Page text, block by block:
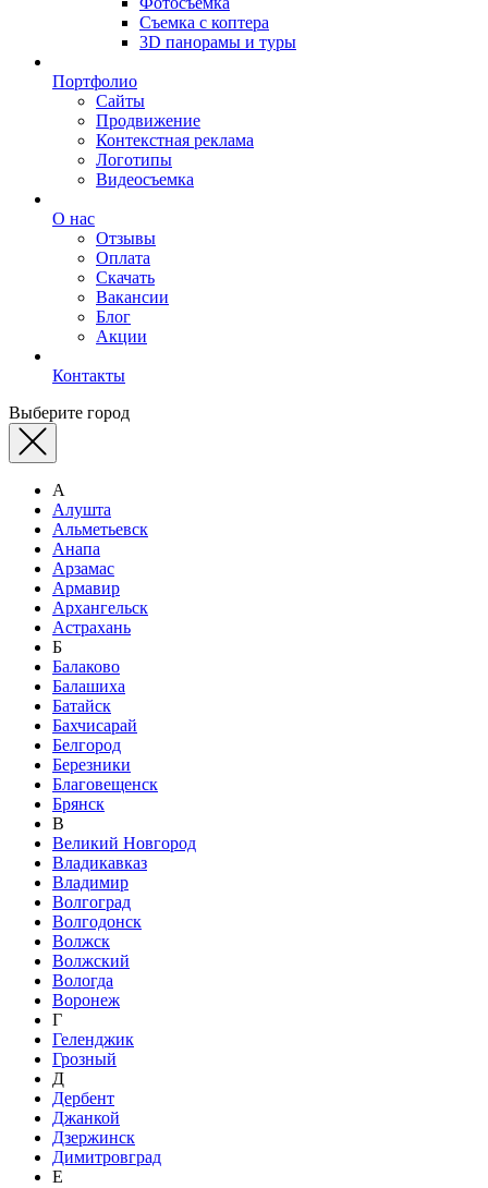
Съемка с коптера
3D панорамы и туры
Портфолио
Сайты
Продвижение
Контекстная реклама
Логотипы
Видеосъемка
О нас
Отзывы
Оплата
Скачать
Вакансии
Блог
Акции
Контакты
Выберите город
А
Алушта
Альметьевск
Анапа
Арзамас
Армавир
Архангельск
Астрахань
Б
Балаково
Балашиха
Батайск
Бахчисарай
Белгород
Березники
Благовещенск
Брянск
В
Великий Новгород
Владикавказ
Владимир
Волгоград
Волгодонск
Волжск
Волжский
Вологда
Воронеж
Г
Геленджик
Грозный
Д
Дербент
Джанкой
Дзержинск
Димитровград
Е